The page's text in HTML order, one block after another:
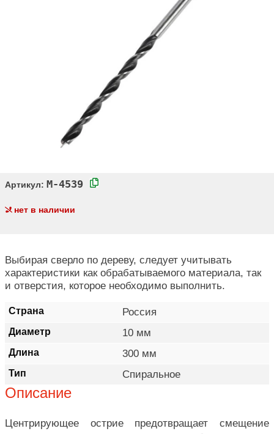
Артикул: M-4539
нет в наличии
Страна Россия
Диаметр 10 мм
Длина 300 мм
Тип Спиральное
Выбирая сверло по дереву, следует учитывать
характеристики как обрабатываемого материала, так
и отверстия, которое необходимо выполнить.
Описание
Центрирующее острие предотвращает смещение